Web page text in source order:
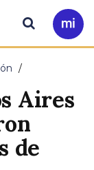
Ir
a
Buscar
Aires
de